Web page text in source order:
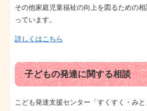
その他家庭児童福祉の向上を図るための
っています。
詳しくはこちら
子どもの発達に関する相談
こども発達支援センター「すくすく・み